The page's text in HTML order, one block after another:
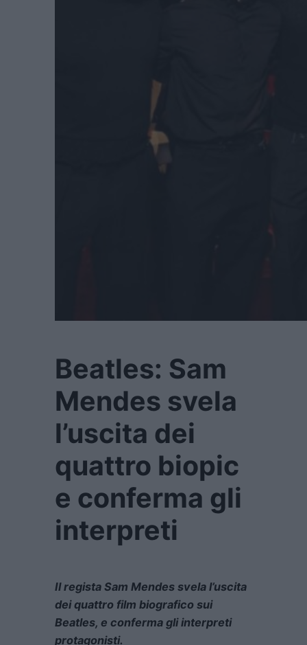
Beatles: Sam
Mendes svela
l’uscita dei
quattro biopic
e conferma gli
interpreti
Il regista Sam Mendes svela l’uscita
dei quattro film biografico sui
Beatles, e conferma gli interpreti
protagonisti.